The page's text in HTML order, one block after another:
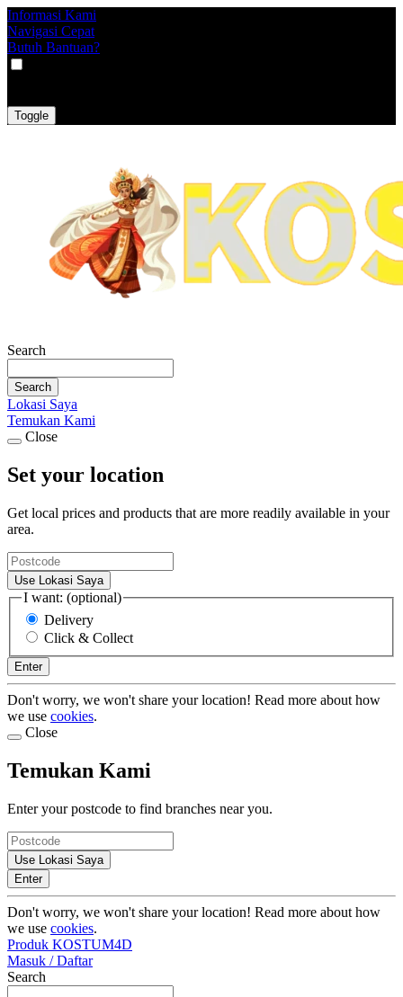
Informasi Kami
Navigasi Cepat
Butuh Bantuan?
Toggle
Search
Search
Lokasi Saya
Temukan Kami
Close
Set your location
Get local prices and products that are more readily available in your
area.
Use Lokasi Saya
I want: (optional)
Delivery
Click & Collect
Enter
Don't worry, we won't share your location! Read more about how
we use cookies.
Close
Temukan Kami
Enter your postcode to find branches near you.
Use Lokasi Saya
Enter
Don't worry, we won't share your location! Read more about how
we use cookies.
Produk KOSTUM4D
Masuk / Daftar
Search